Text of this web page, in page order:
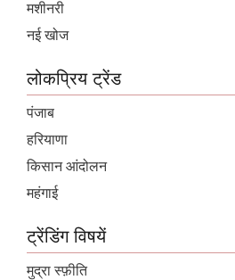
मशीनरी
नई खोज
लोकप्रिय ट्रेंड
पंजाब
हरियाणा
किसान आंदोलन
महंगाई
ट्रेंडिंग विषयें
मुद्रा स्फ़ीति